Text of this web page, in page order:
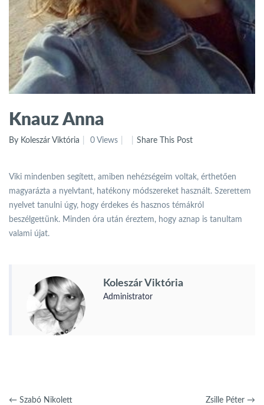
Knauz Anna
By Koleszár Viktória 0 Views Share This Post
Viki mindenben segített, amiben nehézségeim voltak, érthetően
magyarázta a nyelvtant, hatékony módszereket használt. Szerettem
nyelvet tanulni úgy, hogy érdekes és hasznos témákról
beszélgettünk. Minden óra után éreztem, hogy aznap is tanultam
valami újat.
Koleszár Viktória
Administrator
← Szabó Nikolett Zsille Péter →